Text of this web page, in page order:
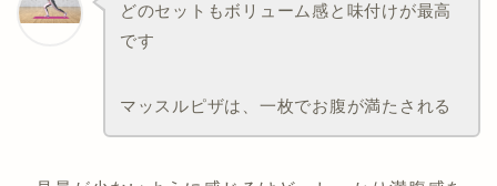
どのセットもボリューム感と味付けが最高
です
マッスルピザは、一枚でお腹が満たされる